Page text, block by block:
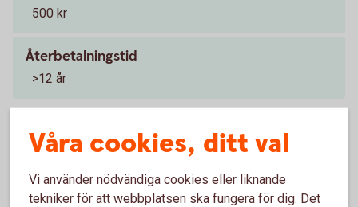
500 kr
Återbetalningstid
>12 år
Amortering och återbetalning av
vårt solcellslån
Våra cookies, ditt val
Vi använder nödvändiga cookies eller liknande
tekniker för att webbplatsen ska fungera för dig. Det